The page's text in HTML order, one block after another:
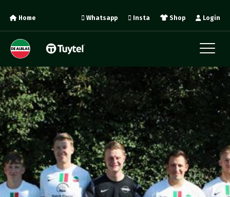
Home Login
Shop
Insta
Whatsapp